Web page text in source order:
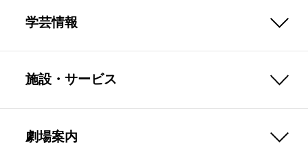
学芸情報
施設・サービス
劇場案内